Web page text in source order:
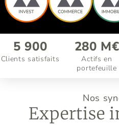
Clients satisfaits
5 900
Actifs en
portefeuille
280 M€
Nos
Expertise